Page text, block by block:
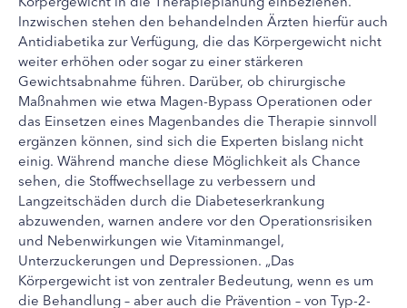
Inzwischen stehen den behandelnden Ärzten hierfür auch
Antidiabetika zur Verfügung, die das Körpergewicht nicht
weiter erhöhen oder sogar zu einer stärkeren
Gewichtsabnahme führen. Darüber, ob chirurgische
Maßnahmen wie etwa Magen-Bypass Operationen oder
das Einsetzen eines Magenbandes die Therapie sinnvoll
ergänzen können, sind sich die Experten bislang nicht
einig. Während manche diese Möglichkeit als Chance
sehen, die Stoffwechsellage zu verbessern und
Langzeitschäden durch die Diabeteserkrankung
abzuwenden, warnen andere vor den Operationsrisiken
und Nebenwirkungen wie Vitaminmangel,
Unterzuckerungen und Depressionen. „Das
Körpergewicht ist von zentraler Bedeutung, wenn es um
die Behandlung – aber auch die Prävention – von Typ-2-